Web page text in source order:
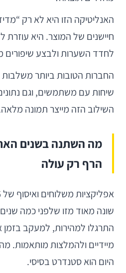
האנליטיקה הזו היא לא רק
חיישנים של המוצר. היא עוזרת
לחדד השערות ולבצע שיפורים
החברות הטובות ביותר משלבות
שיחות עם משתמשים, וגם
השילוב הזה מייצר תמונה
מה השתנה בשנים
הרף רק עולה
שונה מאוד מזו שלפני כמה
התרגלו למהירות, למעקב
מיידיים ולהמלצות מותאמות.
היום הוא סטנדרט בסיסי.